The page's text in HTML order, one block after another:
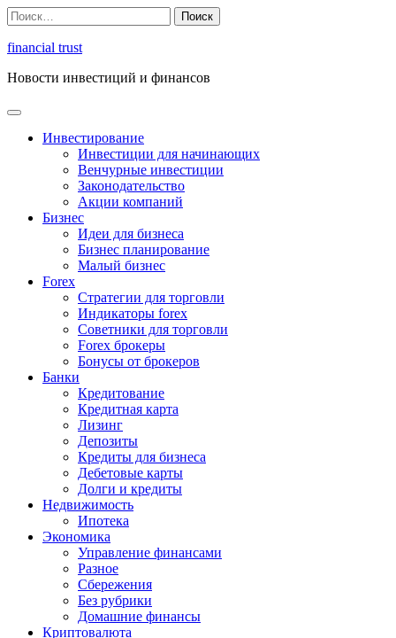
Перейти
к
содержимому
Найти:
financial trust
Новости инвестиций и финансов
Инвестирование
Инвестиции для начинающих
Венчурные инвестиции
Законодательство
Акции компаний
Бизнес
Идеи для бизнеса
Бизнес планирование
Малый бизнес
Forex
Стратегии для торговли
Индикаторы forex
Советники для торговли
Forex брокеры
Бонусы от брокеров
Банки
Кредитование
Кредитная карта
Лизинг
Депозиты
Кредиты для бизнеса
Дебетовые карты
Долги и кредиты
Недвижимость
Ипотека
Экономика
Управление финансами
Разное
Сбережения
Без рубрики
Домашние финансы
Криптовалюта